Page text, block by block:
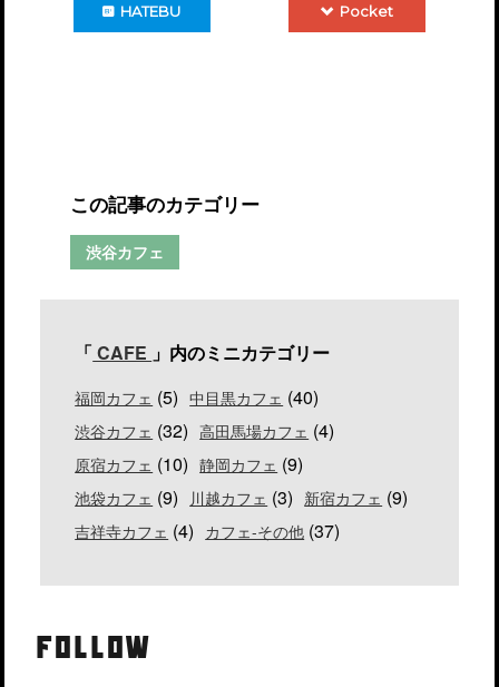
HATEBU Pocket
この記事のカテゴリー
渋谷カフェ
「 CAFE 」内のミニカテゴリー
福岡カフェ (5) 中目黒カフェ (40)
渋谷カフェ (32) 高田馬場カフェ (4)
原宿カフェ (10) 静岡カフェ (9)
池袋カフェ (9) 川越カフェ (3) 新宿カフェ (9)
吉祥寺カフェ (4) カフェ-その他 (37)
FOLLOW